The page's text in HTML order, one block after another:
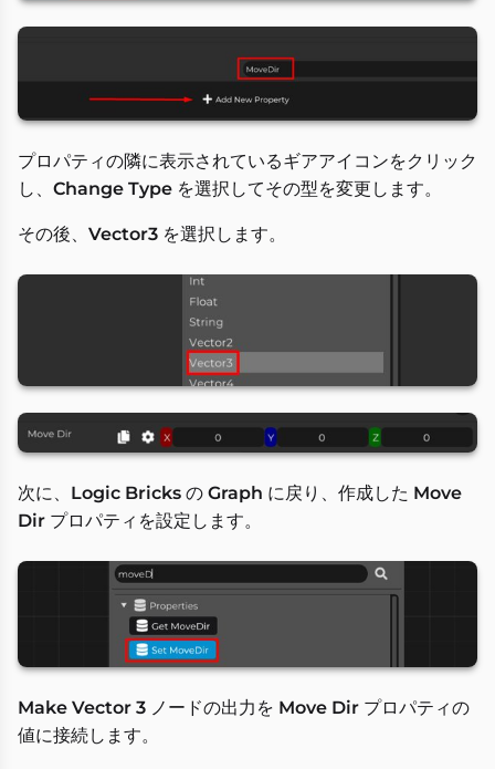
プロパティの隣に表示されているギアアイコンをクリック
し、 Change Type を選択してその型を変更します。
その後、 Vector3 を選択します。
次に、 Logic Bricks の Graph に戻り、作成した Move
Dir プロパティを設定します。
Make Vector 3 ノードの出力を Move Dir プロパティの
値に接続します。